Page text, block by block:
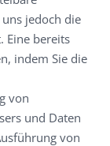
jedoch die
Eine bereits
indem Sie die
von
und Daten
von